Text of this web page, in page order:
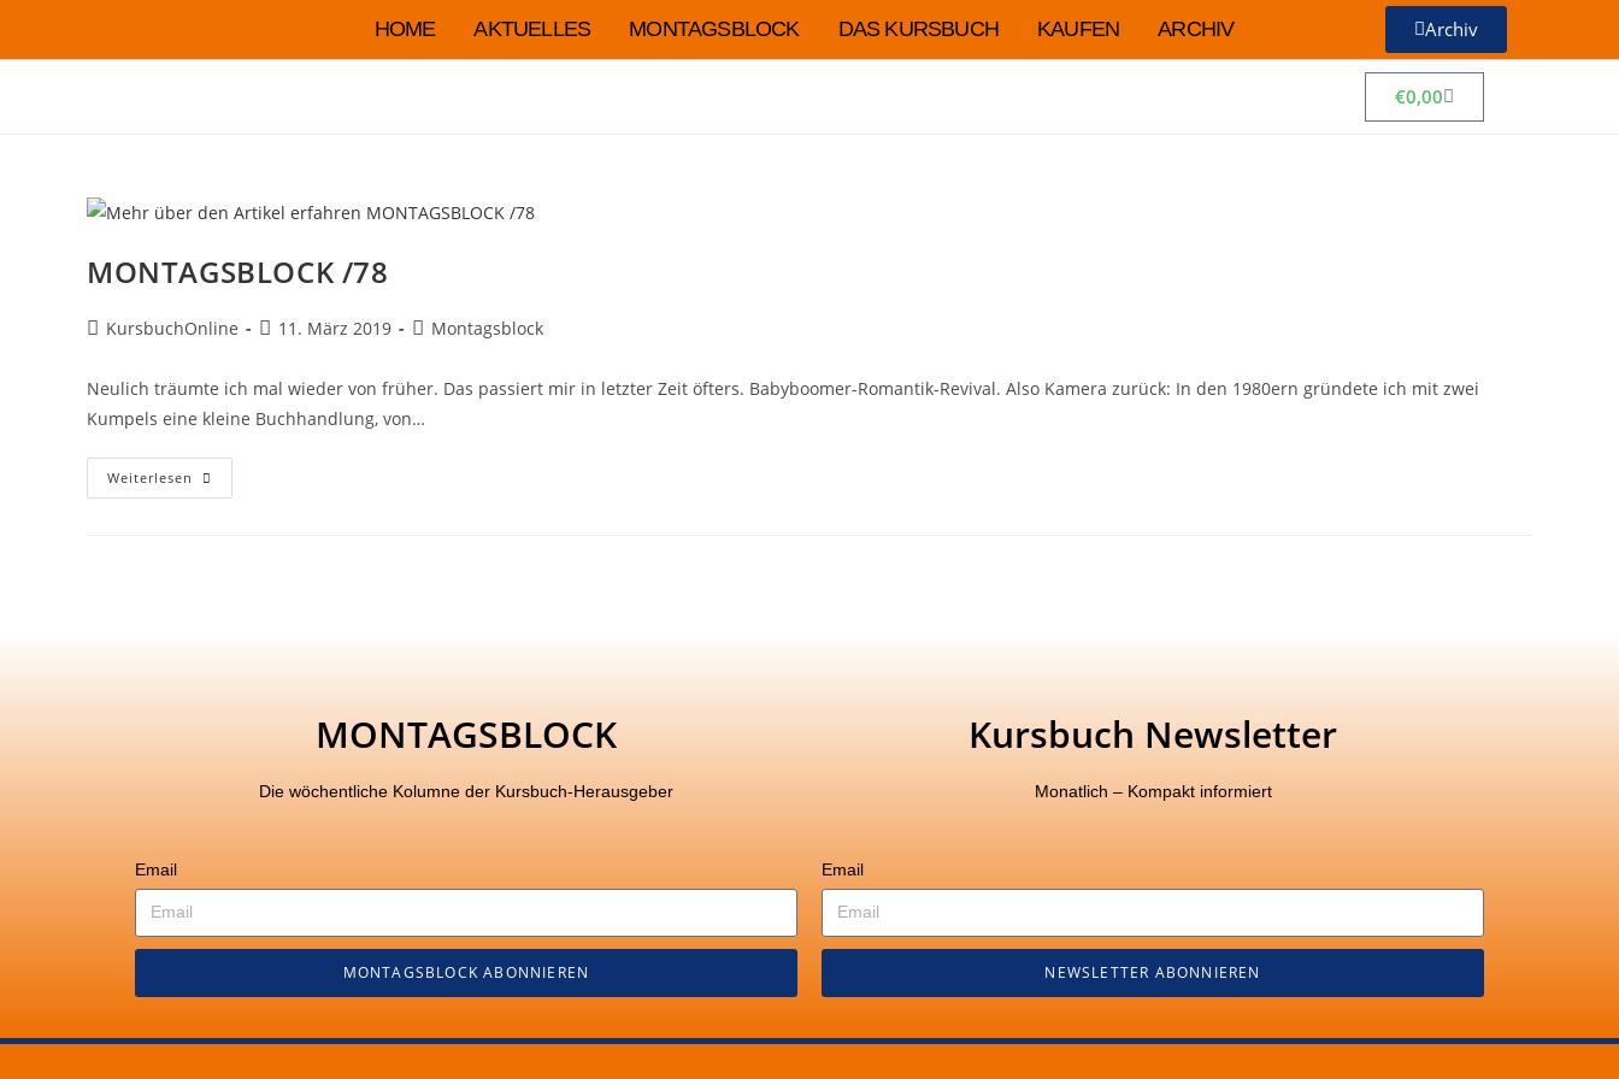
HOME AKTUELLES MONTAGSBLOCK DAS KURSBUCH KAUFEN ARCHIV Archiv
€0,00
MONTAGSBLOCK /78
KursbuchOnline 11. März 2019 Montagsblock
Neulich träumte ich mal wieder von früher. Das passiert mir in letzter Zeit öfters. Babyboomer-Romantik-Revival. Also Kamera zurück: In den 1980ern gründete ich mit zwei
Kumpels eine kleine Buchhandlung, von…
Weiterlesen
MONTAGSBLOCK
Die wöchentliche Kolumne der Kursbuch-Herausgeber
Email
MONTAGSBLOCK ABONNIEREN
Kursbuch Newsletter
Monatlich – Kompakt informiert
Email
NEWSLETTER ABONNIEREN